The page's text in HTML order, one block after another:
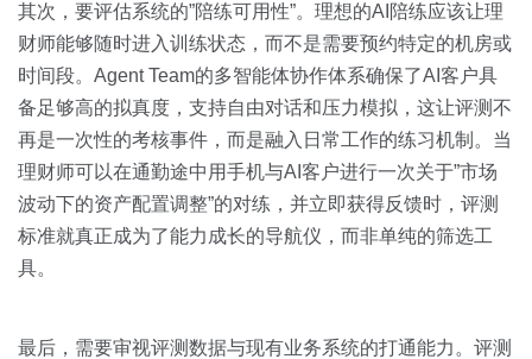
其次，要评估系统的”陪练可用性”。理想的AI陪练应该让理
财师能够随时进入训练状态，而不是需要预约特定的机房或
时间段。Agent Team的多智能体协作体系确保了AI客户具
备足够高的拟真度，支持自由对话和压力模拟，这让评测不
再是一次性的考核事件，而是融入日常工作的练习机制。当
理财师可以在通勤途中用手机与AI客户进行一次关于”市场
波动下的资产配置调整”的对练，并立即获得反馈时，评测
标准就真正成为了能力成长的导航仪，而非单纯的筛选工
具。
最后，需要审视评测数据与现有业务系统的打通能力。评测